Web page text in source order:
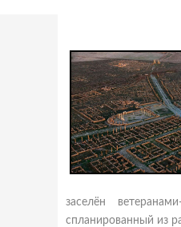
заселён
спланированный из